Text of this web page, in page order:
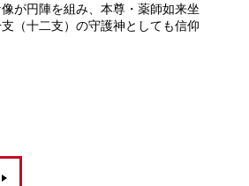
が円陣を組み、本尊・薬師如来坐
（十二支）の守護神としても信仰